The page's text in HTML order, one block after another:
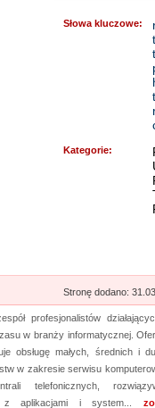
Rehabilitacja
Mikropolaryzacja mózgu, to
o powrót do pełnej
nieinwazyjna. Wykonuje ją
Michałkowo. Oczywiście
Kalendarz
Szukasz przykuwających
mysz? Niezwłocznie
myszki dla graczy, a jeżeli
mysz, również ją u nas
Słowa kluczowe:
Kategorie:
Stronę dodano:
profesjonalistów
w branży informatycznej.
obsługę małych, średnich i
w zakresie serwisu
telefonicznych,
z aplikacjami i system...